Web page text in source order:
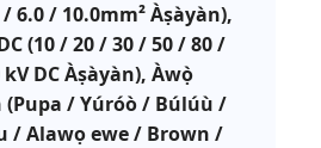
6.0 / 10.0mm² Àṣàyàn),
(10 / 20 / 30 / 50 / 80 /
DC Àṣàyàn), Àwọ̀
/ Yúróò / Búlúù /
/ Alawọ ewe / Brown /